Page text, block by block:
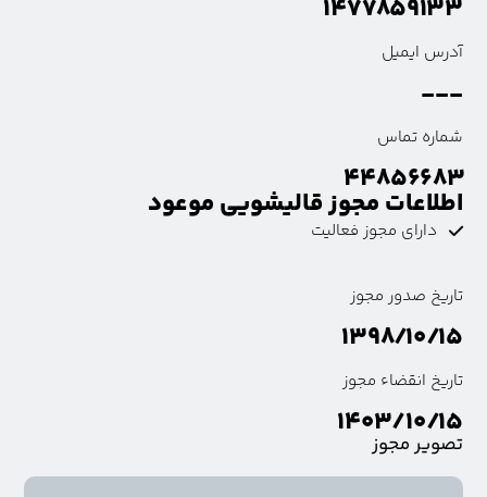
۱۴۷۷۸۵۹۱۳۳
آدرس ایمیل
---
شماره تماس
۴۴۸۵۶۶۸۳
اطلاعات مجوز قالیشویی موعود
دارای مجوز فعالیت
تاریخ صدور مجوز
۱۳۹۸/۱۰/۱۵
تاریخ انقضاء مجوز
۱۴۰۳/۱۰/۱۵
تصویر مجوز